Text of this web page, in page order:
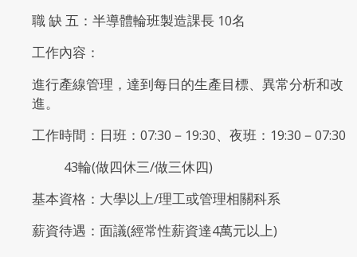
職 缺 五：半導體輪班製造課長 10名
工作內容：
進行產線管理，達到每日的生產目標、異常分析和改
進。
工作時間：日班：07:30－19:30、夜班：19:30－07:30
43輪(做四休三/做三休四)
基本資格：大學以上/理工或管理相關科系
薪資待遇：面議(經常性薪資達4萬元以上)